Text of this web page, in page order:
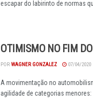
escapar do labirinto de normas
OTIMISMO NO FIM
POR WAGNER GONZALEZ 07/04/2020
A movimentação no
agilidade de categorias menores: